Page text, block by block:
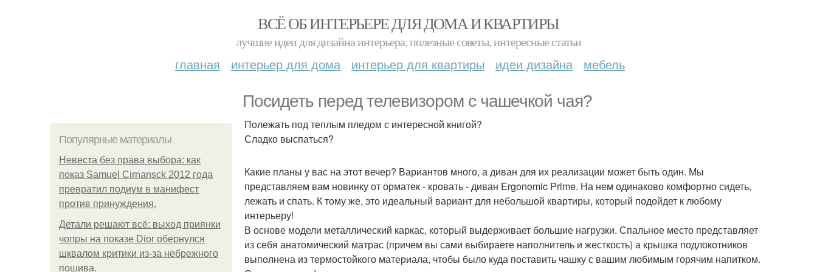
ВСЁ ОБ ИНТЕРЬЕРЕ ДЛЯ ДОМА И КВАРТИРЫ
лучшие идеи для дизайна интерьера, полезные советы, интересные статьи
главная интерьер для дома интерьер для квартиры идеи дизайна мебель
Посидеть перед телевизором с чашечкой чая?
Популярные материалы
Невеста без права выбора: как
показ Samuel Cirnansck 2012 года
превратил подиум в манифест
против принуждения.
Детали решают всё: выход приянки
чопры на показе Dior обернулся
шквалом критики из-за небрежного
пошива.
Полежать под теплым пледом с интересной книгой?
Сладко выспаться?
Какие планы у вас на этот вечер? Вариантов много, а диван для их реализации может быть один. Мы
представляем вам новинку от орматек - кровать - диван Ergonomic Prime. На нем одинаково комфортно сидеть,
лежать и спать. К тому же, это идеальный вариант для небольшой квартиры, который подойдет к любому
интерьеру!
В основе модели металлический каркас, который выдерживает большие нагрузки. Спальное место представляет
из себя анатомический матрас (причем вы сами выбираете наполнитель и жесткость) а крышка подлокотников
выполнена из термостойкого материала, чтобы было куда поставить чашку с вашим любимым горячим напитком.